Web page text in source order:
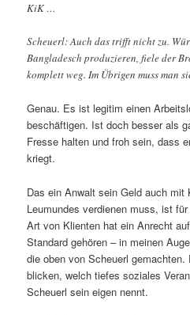
KiK …
Scheuerl: Auch das trifft nicht zu.
Bangladesch produzieren, fiele der
komplett weg. Im Übrigen muss man
Genau. Es ist legitim einen
beschäftigen. Ist doch besser als
Fresse halten und froh sein, dass
kriegt.
Das ein Anwalt sein Geld auch mit
Leumundes verdienen muss, ist
Art von Klienten hat ein Anrecht
Standard gehören – in meinen
die oben von Scheuerl
blicken, welch tiefes soziales
Scheuerl sein eigen nennt.